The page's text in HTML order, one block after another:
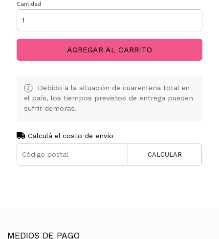
Cantidad
AGREGAR AL CARRITO
Debido a la situación de cuarentena total en
el país, los tiempos previstos de entrega pueden
sufrir demoras.
Calculá el costo de envío
CALCULAR
MEDIOS DE PAGO